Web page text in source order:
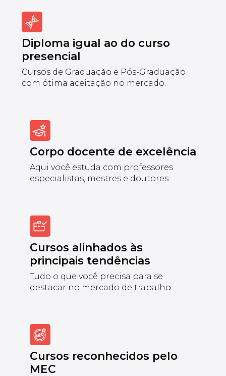
Diploma igual ao do curso
presencial
Cursos de Graduação e Pós-Graduação
com ótima aceitação no mercado.
Corpo docente de excelência
Aqui você estuda com professores
especialistas, mestres e doutores.
Cursos alinhados às
principais tendências
Tudo o que você precisa para se
destacar no mercado de trabalho.
Cursos reconhecidos pelo
MEC